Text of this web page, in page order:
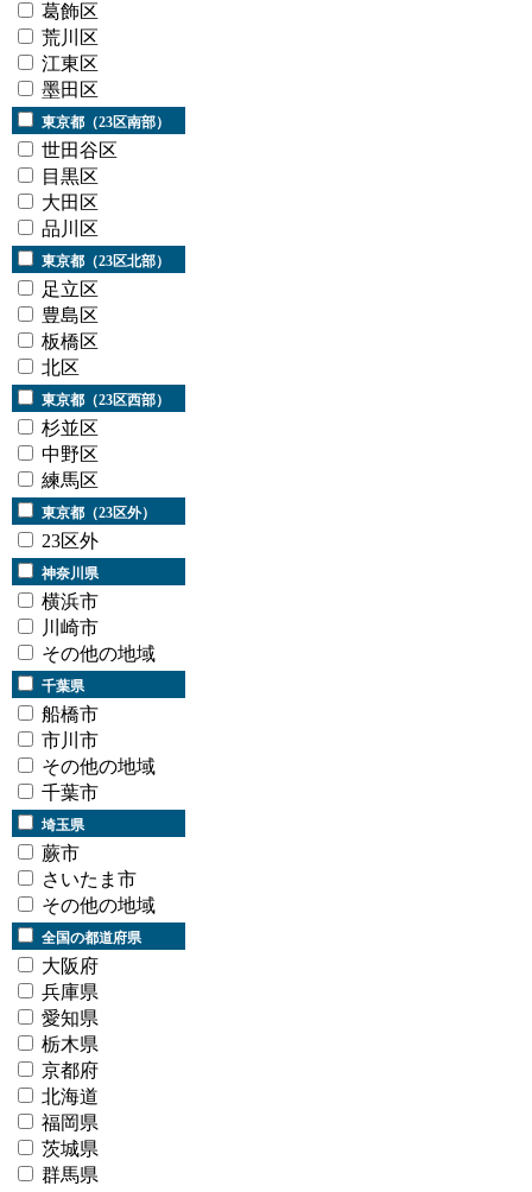
葛飾区
荒川区
江東区
墨田区
東京都（23区南部）
世田谷区
目黒区
大田区
品川区
東京都（23区北部）
足立区
豊島区
板橋区
北区
東京都（23区西部）
杉並区
中野区
練馬区
東京都（23区外）
23区外
神奈川県
横浜市
川崎市
その他の地域
千葉県
船橋市
市川市
その他の地域
千葉市
埼玉県
蕨市
さいたま市
その他の地域
全国の都道府県
大阪府
兵庫県
愛知県
栃木県
京都府
北海道
福岡県
茨城県
群馬県